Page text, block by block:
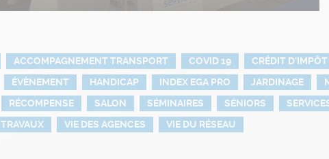
ACCOMPAGNEMENT TRANSPORT COVID 19 CRÉDIT D'IMPÔT
ÉVÈNEMENT HANDICAP INDEX EGA PRO JARDINAGE
RÉCOMPENSE SALON SÉMINAIRES SÉNIORS
TRAVAUX VIE DES AGENCES VIE DU RÉSEAU